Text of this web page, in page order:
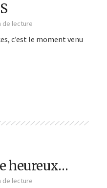
de lecture
c’est le moment venu
heureux…
de lecture